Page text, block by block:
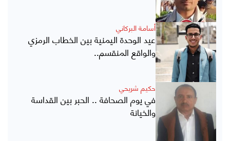
أسامة البركاني
عيد الوحدة اليمنية بين الخطاب الرمزي
والواقع المنقسم..
حكيم شريحي
في يوم الصحافة .. الحبر بين القداسة
والخيانة